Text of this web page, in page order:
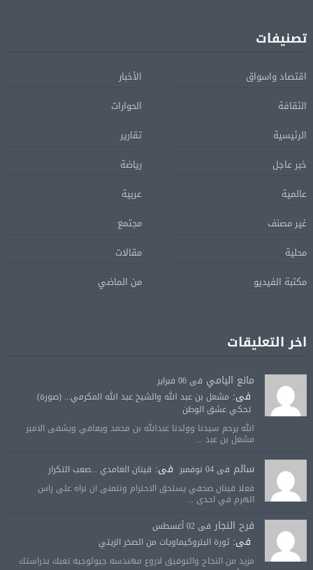
تصنيفات
اقتصاد واسواق
الأخبار
الثقافة
الحوارات
الرئيسية
تقارير
خبر عاجل
رياضة
عالمية
عربية
غير مصنف
مجتمع
محلية
مقالات
مكتبة الفيديو
من الماضي
اخر التعليقات
مانع اليامي فى 06 فبراير
فى: مشعل بن عبد الله والشيخ عبد الله المكرمي... (صورة)
تحكي عشق الوطن
الله يرحم سيدنا وولدنا عبدالله بن محمد ويعافي ويشفى الامير
مشعل بن عبد ...
سالم فى 04 نوفمبر فى: قينان الغامدي ...صعب التكرار
فعلا قينان صحفي يستحق الاحترام ونتمنى ان نراه على راس
الهرم في احدى ...
فرح النجار فى 02 أغسطس
فى:ثورة البتروكيماويات من الصخر الزيتي
مزيد من النجاح والتوفيق لاروع مهندسه جيولوجيه تعبك بدراستك